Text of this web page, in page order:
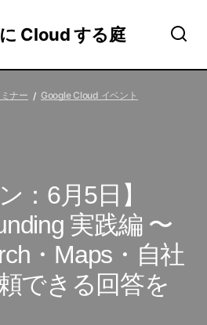
Cloud する庭
自社データで信頼できる回答を返
ナー Google Cloud イベント
：6月5日】
実践編 〜
・Maps・自社
できる回答を